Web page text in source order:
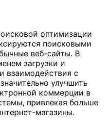
оптимизации
поисковыми
веб-сайты. В
загрузки и
взаимодействия с
улучшить
коммерции в
привлекая больше
магазины.